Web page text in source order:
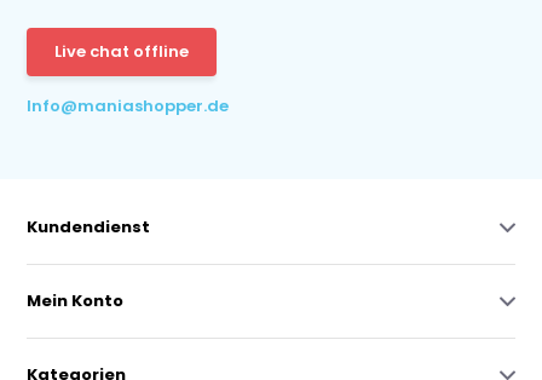
Live chat offline
Info@maniashopper.de
Kundendienst
Mein Konto
Kategorien